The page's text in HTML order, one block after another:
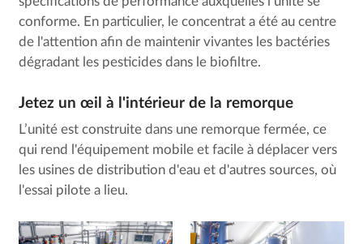
conforme. En particulier, le concentrat a été au centre
de l'attention afin de maintenir vivantes les bactéries
dégradant les pesticides dans le biofiltre.
Jetez un œil à l'intérieur de la remorque
L’unité est construite dans une remorque fermée, ce
qui rend l'équipement mobile et facile à déplacer vers
les usines de distribution d'eau et d'autres sources, où
l'essai pilote a lieu.